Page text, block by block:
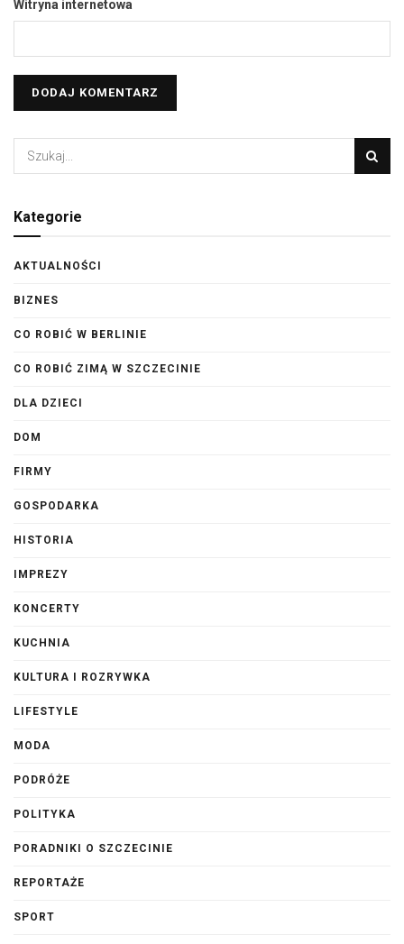
Witryna internetowa
Kategorie
AKTUALNOŚCI
BIZNES
CO ROBIĆ W BERLINIE
CO ROBIĆ ZIMĄ W SZCZECINIE
DLA DZIECI
DOM
FIRMY
GOSPODARKA
HISTORIA
IMPREZY
KONCERTY
KUCHNIA
KULTURA I ROZRYWKA
LIFESTYLE
MODA
PODRÓŻE
POLITYKA
PORADNIKI O SZCZECINIE
REPORTAŻE
SPORT